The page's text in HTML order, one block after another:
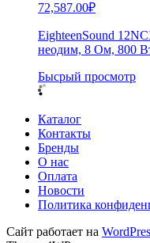
72,587.00₽
EighteenSound
неодим, 8 Ом, 800
Бысрый просмотр
Каталог
Контакты
Бренды
О нас
Оплата
Новости
Политика
Сайт работает на